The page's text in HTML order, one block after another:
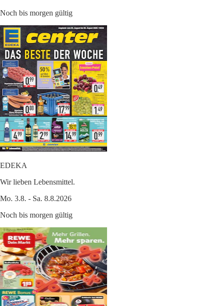
Noch bis morgen gültig
EDEKA
Wir lieben Lebensmittel.
Mo. 3.8. - Sa. 8.8.2026
Noch bis morgen gültig